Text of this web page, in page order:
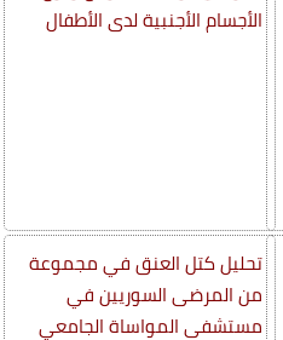
الأجسام الأجنبية لدى الأطفال
تحليل كتل العنق في مجموعة
من المرضى السوريين في
مستشفى المواساة الجامعي